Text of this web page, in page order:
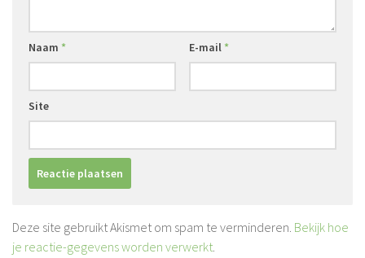
Naam * E-mail *
Site
Deze site gebruikt Akismet om spam te verminderen. Bekijk hoe
je reactie-gegevens worden verwerkt.